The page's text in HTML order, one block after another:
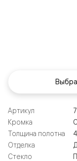
Артикул
Кромка
Толщина полотна
Отделка
Стекло